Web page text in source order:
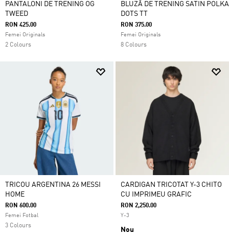
PANTALONI DE TRENING OG
TWEED
RON 425.00
Femei Originals
2 Colours
BLUZĂ DE TRENING SATIN POLKA
DOTS TT
RON 375.00
Femei Originals
8 Colours
TRICOU ARGENTINA 26 MESSI
HOME
RON 600.00
Femei Fotbal
3 Colours
CARDIGAN TRICOTAT Y-3 CHITO
CU IMPRIMEU GRAFIC
RON 2,250.00
Y-3
Nou